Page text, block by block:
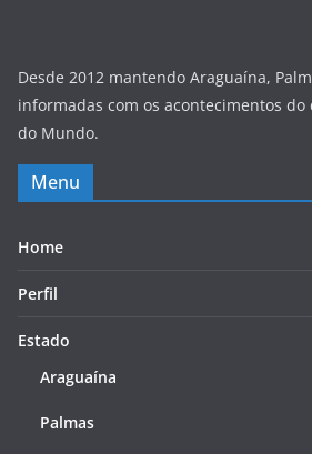
Desde 2012 mantendo Araguaína,
informadas com os acontecimentos do
do Mundo.
Menu
Home
Perfil
Estado
Araguaína
Palmas